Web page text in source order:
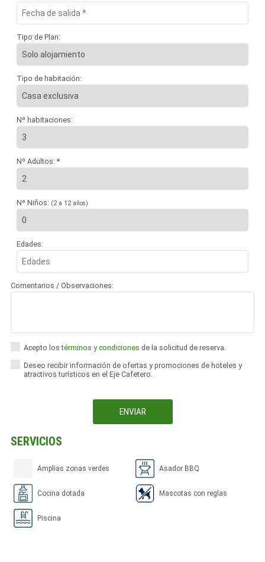
Tipo de Plan:
Tipo de habitación:
Nº habitaciones:
Nº Adultos: *
Nº Niños: (2 a 12 años)
Edades:
Comentarios / Observaciones:
Acepto lostérminos y condiciones de la solicitud de reserva.
Deseo recibir información de ofertas y promociones de hoteles y
atractivos turísticos en el Eje Cafetero.
SERVICIOS
Amplias zonas verdes Asador BBQ
Cocina dotada Mascotas con reglas
Piscina